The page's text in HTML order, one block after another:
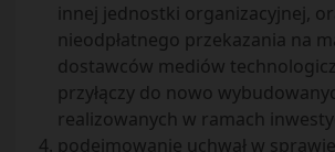
innej jednostki organizacyjnej,
nieodpłatnego przekazania na
dostawców mediów
przyłączy do nowo
realizowanych w ramach
podejmowanie uchwał w